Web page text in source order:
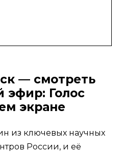
— смотреть
эфир: Голос
экране
из ключевых научных
России, и её